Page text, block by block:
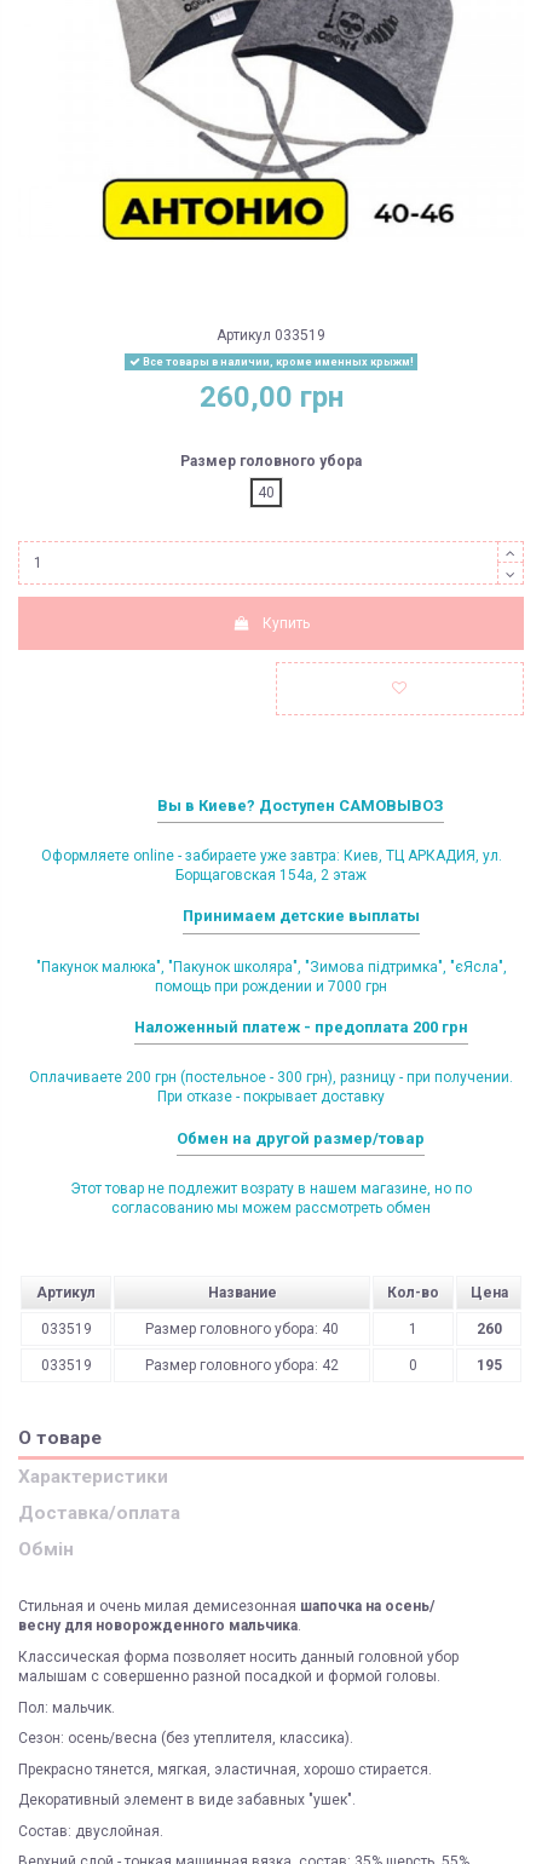
Артикул 033519
Все товары в наличии, кроме именных крыжм!
260,00 грн
Размер головного убора
40
Купить
Вы в Киеве? Доступен САМОВЫВОЗ
Оформляете online - забираете уже завтра: Киев, ТЦ АРКАДИЯ, ул.
Борщаговская 154а, 2 этаж
Принимаем детские выплаты
"Пакунок малюка", "Пакунок школяра", "Зимова підтримка", "єЯсла",
помощь при рождении и 7000 грн
Наложенный платеж - предоплата 200 грн
Оплачиваете 200 грн (постельное - 300 грн), разницу - при получении.
При отказе - покрывает доставку
Обмен на другой размер/товар
Этот товар не подлежит возрату в нашем магазине, но по
согласованию мы можем рассмотреть обмен
Артикул Название Кол-во Цена
033519 Размер головного убора: 40 1 260
033519 Размер головного убора: 42 0 195
О товаре
Характеристики
Доставка/оплата
Обмін
Стильная и очень милая демисезонная шапочка на осень/
весну для новорожденного мальчика.
Классическая форма позволяет носить данный головной убор
малышам с совершенно разной посадкой и формой головы.
Пол: мальчик.
Сезон: осень/весна (без утеплителя, классика).
Прекрасно тянется, мягкая, эластичная, хорошо стирается.
Декоративный элемент в виде забавных "ушек".
Состав: двуслойная.